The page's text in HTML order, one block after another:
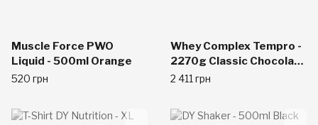
Muscle Force PWO
Liquid - 500ml Orange
520 грн
Whey Complex Tempro -
2270g Classic Chocolate
Ice cream
2 411 грн